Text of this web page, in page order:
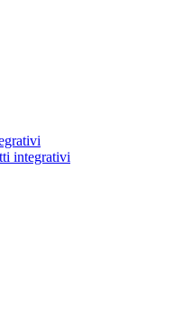
integrativi